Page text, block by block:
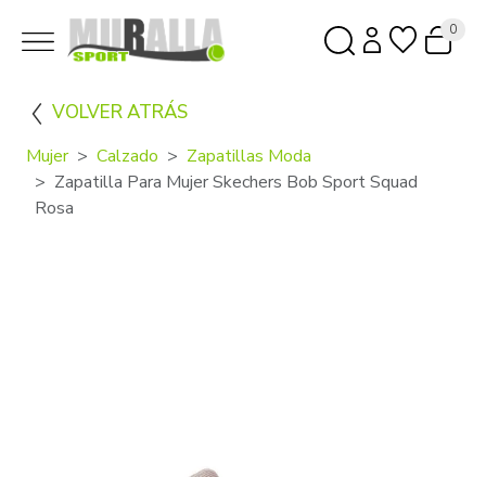
0
VOLVER ATRÁS
Mujer Calzado
Zapatillas Moda
Zapatilla Para Mujer Skechers Bob Sport Squad
Rosa